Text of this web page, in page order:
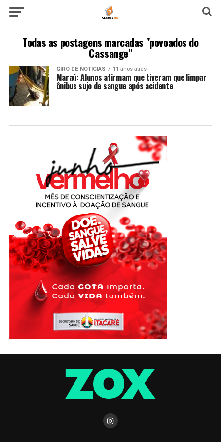
Todas as postagens marcadas "povoados do
Cassange"
GIRO DE NOTÍCIAS 11 anos atrás
Maraú: Alunos afirmam que tiveram que limpar
ônibus sujo de sangue após acidente